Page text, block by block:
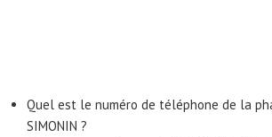
Quel est le numéro de téléphone de la
SIMONIN ?